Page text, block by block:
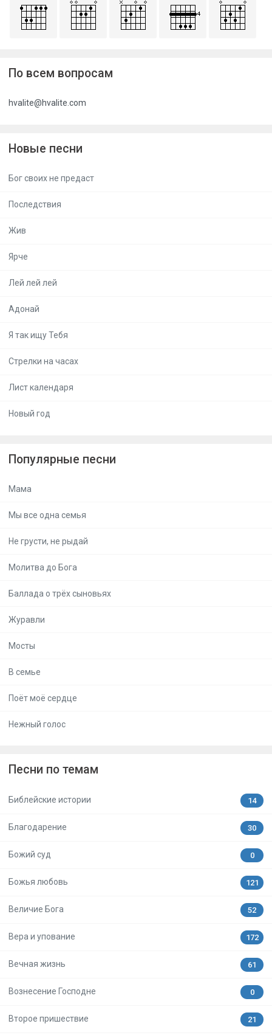
По всем вопросам
hvalite@hvalite.com
Новые песни
Бог своих не предаст
Последствия
Жив
Ярче
Лей лей лей
Адонай
Я так ищу Тебя
Стрелки на часах
Лист календаря
Новый год
Популярные песни
Мама
Мы все одна семья
Не грусти, не рыдай
Молитва до Бога
Баллада о трёх сыновьях
Журавли
Мосты
В семье
Поёт моё сердце
Нежный голос
Песни по темам
Библейские истории 14
Благодарение 30
Божий суд 0
Божья любовь 121
Величие Бога 52
Вера и упование 172
Вечная жизнь 61
Вознесение Господне 0
Второе пришествие 21